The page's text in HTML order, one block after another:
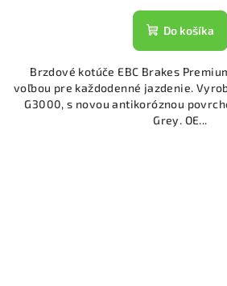
Do košíka
Brzdové kotúče EBC Brakes
voľbou pre každodenné jazdenie.
G3000, s novou antikoróznou
Grey. OE...